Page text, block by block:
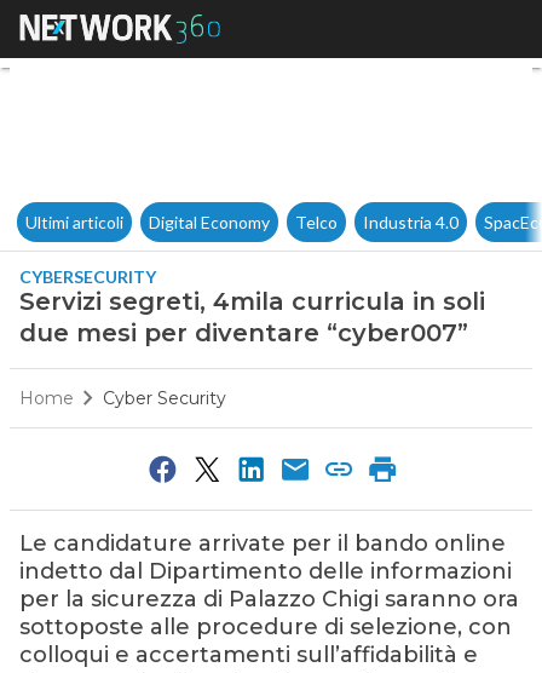
Servizi segreti, 4mila
Ultimi articoli Digital Economy Telco Industria 4.0
CYBERSECURITY
Servizi segreti, 4mila curricula in soli
due mesi per diventare “cyber007”
Home Cyber Security
Le candidature arrivate per il bando online
indetto dal Dipartimento delle informazioni
per la sicurezza di Palazzo Chigi saranno ora
sottoposte alle procedure di selezione, con
colloqui e accertamenti sull’affidabilità e